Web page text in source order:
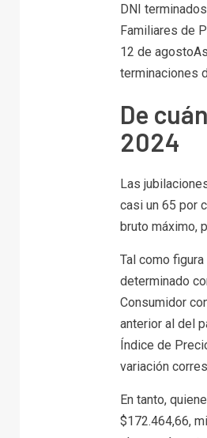
DNI
Familiares de
12 de
terminaciones
De
2024
Las
casi un 65 por
bruto máximo,
Tal como
determinado
Consumidor
anterior al del
Índice de
variación
En tanto,
$172.464,66,